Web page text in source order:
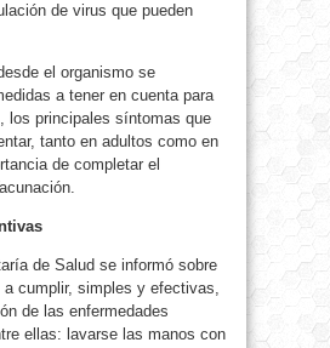
de virus que pueden
el organismo se
a tener en cuenta para
los principales síntomas que
tanto en adultos como en
de completar el
de Salud se informó sobre
cumplir, simples y efectivas,
de las enfermedades
ellas: lavarse las manos con